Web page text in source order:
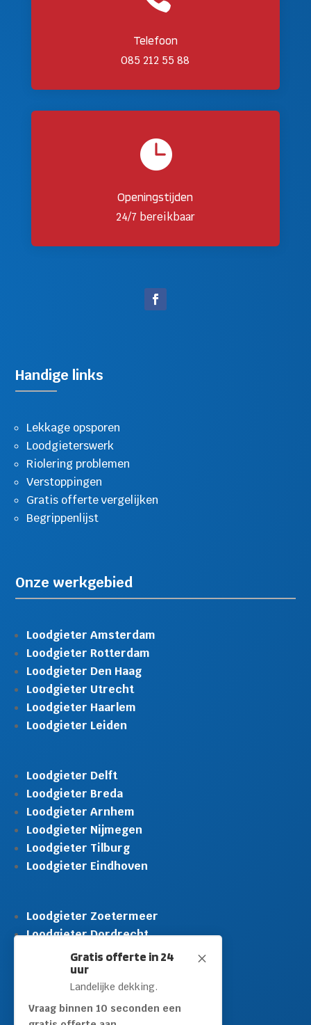
Telefoon
085 212 55 88

Openingstijden
24/7 bereikbaar
M
Gratis offerte in 24
uur
Landelijke dekking.
Vraag binnen 10 seconden een
Handige links
Lekkage opsporen
Loodgieterswerk
Riolering problemen
Verstoppingen
Gratis offerte vergelijken
Begrippenlijst
Onze werkgebied
Loodgieter Amsterdam
Loodgieter Rotterdam
Loodgieter Den Haag
Loodgieter Utrecht
Loodgieter Haarlem
Loodgieter Leiden
Loodgieter Delft
Loodgieter Breda
Loodgieter Arnhem
Loodgieter Nijmegen
Loodgieter Tilburg
Loodgieter Eindhoven
Loodgieter Zoetermeer
Loodgieter Dordrecht
Loodgieter Rijswijk
Loodgieter Schiedam
Loodgieter Leidschendam
Loodgieter Hilversum